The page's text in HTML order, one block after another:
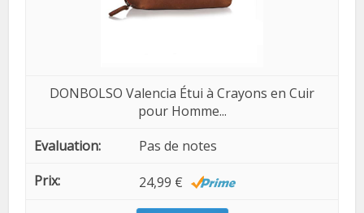
DONBOLSO Valencia Étui à Crayons en Cuir
pour Homme...
Pas de notes
24,99 €